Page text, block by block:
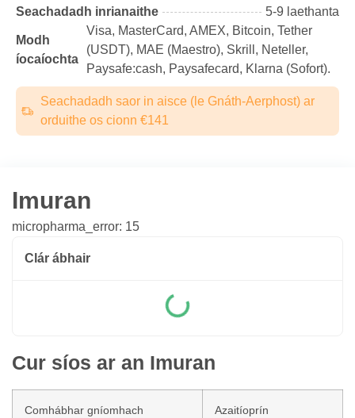
Seachadadh inrianaithe 5-9 laethanta
Modh
íocaíochta
Visa, MasterCard, AMEX, Bitcoin, Tether
(USDТ), MAE (Maestro), Skrill, Neteller,
Paysafe:cash, Paysafecard, Klarna (Sofort).
Seachadadh saor in aisce (le Gnáth-Aerphost) ar
orduithe os cionn €141
Imuran
micropharma_error: 15
Clár ábhair
Cur síos ar an Imuran
Comhábhar gníomhach Azaitíoprín